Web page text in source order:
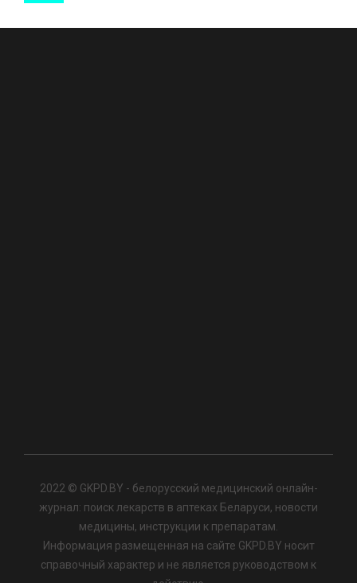
2022 © GKPD.BY - белорусский медицинский онлайн-
журнал: поиск лекарств в аптеках Беларуси, новости
медицины, инструкции к препаратам.
Информация размещенная на сайте GKPD.BY носит
справочный характер и не является руководством к